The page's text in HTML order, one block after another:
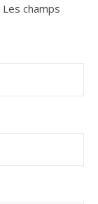
Les champs